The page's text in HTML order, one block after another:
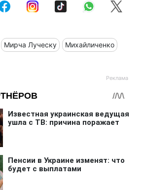
Мирча Луческу Михайличенко